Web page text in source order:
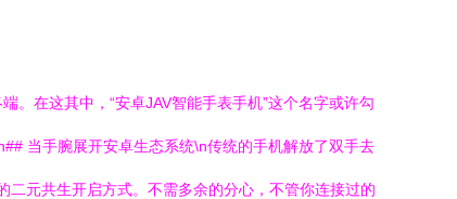
。在这其中，“安卓JAV智能手表手机”这个名字或许勾
当手腕展开安卓生态系统\n传统的手机解放了双手去
元共生开启方式。不需多余的分心，不管你连接过的